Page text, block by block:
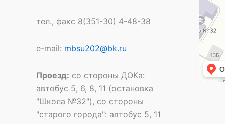
тел., факс 8(351-30) 4-48-38
e-mail: mbsu202@bk.ru
Проезд: со стороны ДОКа:
автобус 5, 6, 8, 11 (остановка
"Школа №32"), со стороны
"старого города": автобус 5, 11